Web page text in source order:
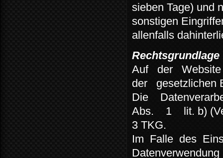
sieben Tage) und
sonstigen
allenfalls
Auf
der
der
gesetzlichen
Die
Abs.
1
lit. b)
3 TKG.
Im Falle des
Datenverwendung